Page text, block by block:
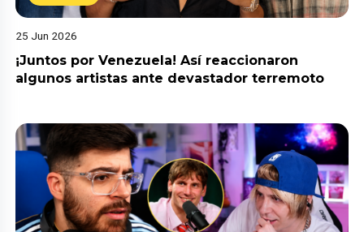
25 Jun 2026
¡Juntos por Venezuela! Así reaccionaron
algunos artistas ante devastador terremoto